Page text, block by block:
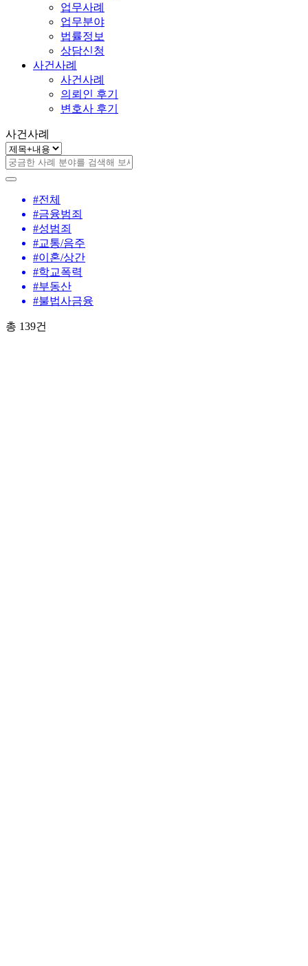
업무사례
업무분야
법률정보
상담신청
사건사례
사건사례
의뢰인 후기
변호사 후기
사건사례
#전체
#금융범죄
#성범죄
#교통/음주
#이혼/상간
#학교폭력
#부동산
#불법사금융
총 139건